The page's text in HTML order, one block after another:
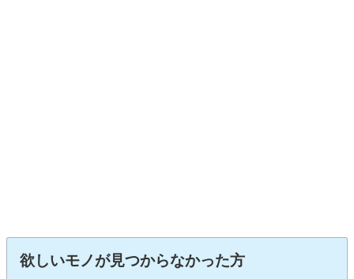
欲しいモノが見つからなかった方